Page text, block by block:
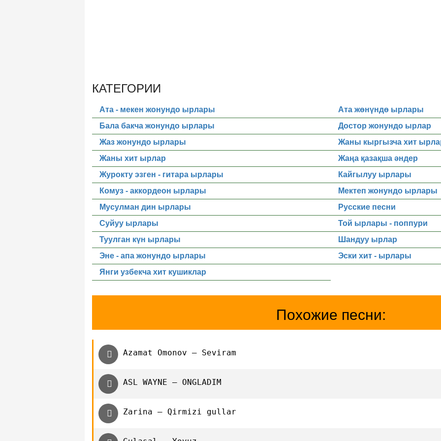
КАТЕГОРИИ
Ата - мекен жонундо ырлары
Ата жөнүндө ырлары
Бала бакча жонундо ырлары
Достор жонундо ырлар
Жаз жонундо ырлары
Жаны кыргызча хит
Жаны хит ырлар
Жаңа қазақша әндер
Журокту эзген - гитара ырлары
Кайгылуу ырлары
Комуз - аккордеон ырлары
Мектеп жонундо ырлары
Мусулман дин ырлары
Русские песни
Суйуу ырлары
Той ырлары - поппури
Туулган күн ырлары
Шандуу ырлар
Эне - апа жонундо ырлары
Эски хит - ырлары
Янги узбекча хит кушиклар
Похожие песни:
Azamat Omonov — Seviram
ASL WAYNE — ONGLADIM
Zarina — Qirmizi gullar